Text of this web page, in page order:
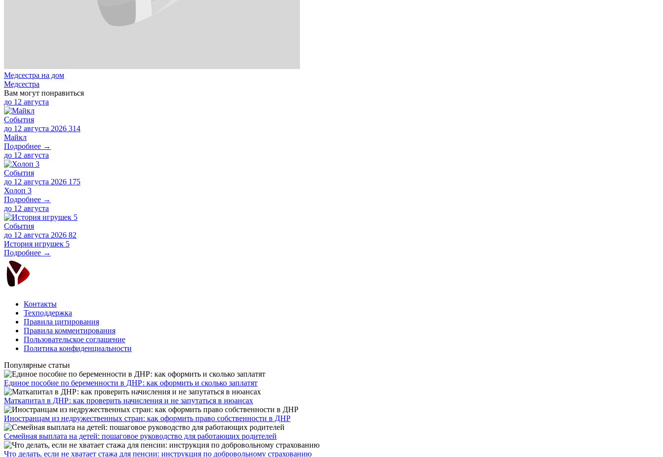
Медсестра на дом
Медсестра
Вам могут понравиться
до 12 августа
События
до 12 августа 2026 314
Майкл
Подробнее →
до 12 августа
События
до 12 августа 2026 175
Холоп 3
Подробнее →
до 12 августа
События
до 12 августа 2026 82
История игрушек 5
Подробнее →
Контакты
Техподдержка
Правила цитирования
Правила комментирования
Пользовательское соглашение
Политика конфиденциальности
Популярные статьи
Единое пособие по беременности в ДНР: как оформить и сколько заплатят
​Маткапитал в ДНР: как проверить начисления и не запутаться в нюансах
Иностранцам из недружественных стран: как оформить право собственности в ДНР
Семейная выплата на детей: пошаговое руководство для работающих родителей
Что делать, если не хватает стажа для пенсии: инструкция по добровольному страхованию